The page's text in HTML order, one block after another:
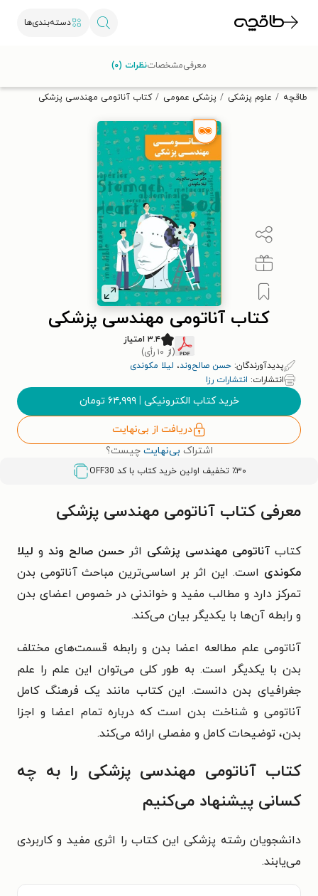
دسته‌بندی‌ها
تخفیف از طاقچه دریافت کن.
طاقچه علوم پزشکی پزشکی عمومی کتاب آناتومی مهندسی پزشکی
کتاب آناتومی مهندسی پزشکی
۳.۴ امتیاز
(از ۱۰ رأی)
پدیدآورندگان: حسن صالح‌وند، لیلا مکوندی
انتشارات: انتشارات رزا
خرید کتاب الکترونیکی | ۶۴,۹۹۹ تومان
دریافت از بی‌نهایت
اشتراک بی‌نهایت چیست؟
٪۳۰ تخفیف اولین خرید کتاب با کد OFF30
معرفیمشخصاتنظرات (۰)
معرفی کتاب آناتومی مهندسی پزشکی
کتاب آناتومی مهندسی پزشکی اثر حسن صالح ‌وند و لیلا
مکوندی است. این اثر بر اساسی‌ترین مباحث آناتومی بدن
تمرکز دارد و مطالب مفید و خواندنی در خصوص اعضای بدن
و رابطه آن‌ها با یکدیگر بیان می‌کند.
آناتومی علم مطالعه اعضا بدن و رابطه قسمت‌های مختلف
بدن با یکدیگر است. به طور کلی می‌توان این علم را علم
جغرافیای بدن دانست. این کتاب مانند یک فرهنگ کامل
آناتومی و شناخت بدن است که درباره تمام اعضا و اجزا
بدن، توضیحات کامل و مفصلی ارائه می‌کند.
کتاب آناتومی مهندسی پزشکی را به چه
کسانی پیشنهاد می‌کنیم
دانشجویان رشته پزشکی این کتاب را اثری مفید و کاربردی
می‌یابند.